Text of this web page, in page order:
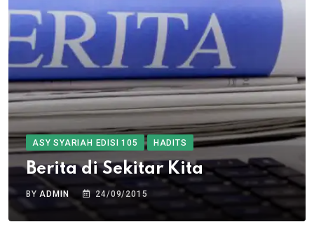
ASY SYARIAH EDISI 105 HADITS
Berita di Sekitar Kita
BYADMIN 24/09/2015